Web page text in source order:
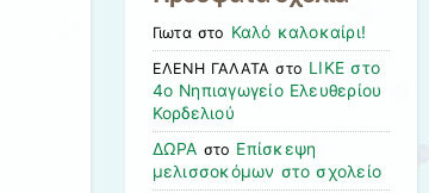
Γιωταστο Καλό καλοκαίρι!
ΕΛΕΝΗ ΓΑΛΑΤΑ στο LIKE στο
4ο Νηπιαγωγείο Ελευθερίου
Κορδελιού
ΔΩΡΑ στο Επίσκεψη
μελισσοκόμων στο σχολείο